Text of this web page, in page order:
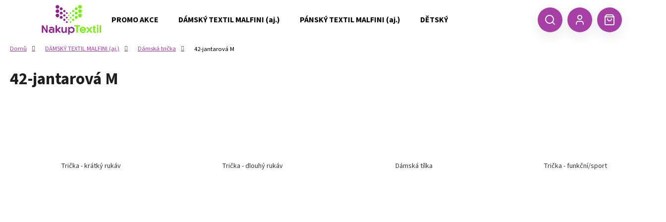
PROMO AKCE DÁMSKÝ TEXTIL MALFINI (aj.) PÁNSKÝ TEXTIL MALFINI (aj.) DĚTSKÝ TEXTIL MALFINI (aj.) ČEPICE, KŠILTOVKY, ŠÁTKY A
Hledat Nákupní
Domů DÁMSKÝ TEXTIL MALFINI (aj.) Dámská trička 42-jantarová M
42-jantarová M
Trička - krátký rukáv Trička - dlouhý rukáv Dámská tílka Trička - funkční/sport
Zpět
obchodu
Zpět
obchodu